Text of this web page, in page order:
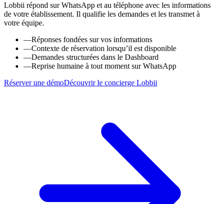
Lobbii répond sur WhatsApp et au téléphone avec les informations
de votre établissement. Il qualifie les demandes et les transmet à
votre équipe.
—Réponses fondées sur vos informations
—Contexte de réservation lorsqu’il est disponible
—Demandes structurées dans le Dashboard
—Reprise humaine à tout moment sur WhatsApp
Réserver une démoDécouvrir le concierge Lobbii